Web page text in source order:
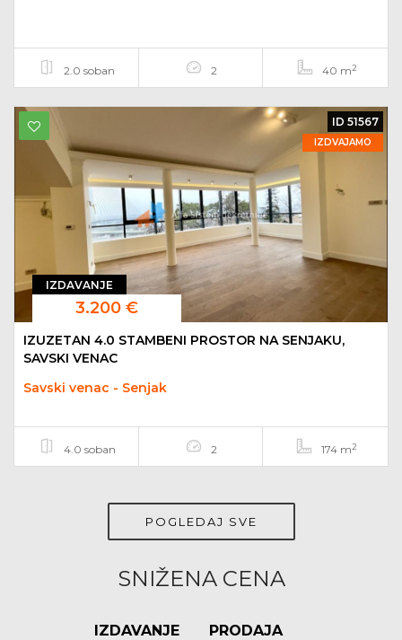
2.0 soban 2 40 m2
IZDAVANJE
3.200 €
ID 51567
IZDVAJAMO
IZUZETAN 4.0 STAMBENI PROSTOR NA SENJAKU,
SAVSKI VENAC
Savski venac - Senjak
4.0 soban 2 174 m2
POGLEDAJ SVE
SNIŽENA CENA
IZDAVANJE PRODAJA